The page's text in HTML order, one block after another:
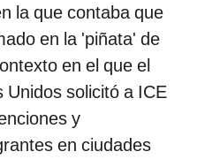
la que contaba que
en la 'piñata' de
en el que el
solicitó a ICE
y
en ciudades